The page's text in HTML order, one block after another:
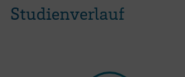
Studienverlauf